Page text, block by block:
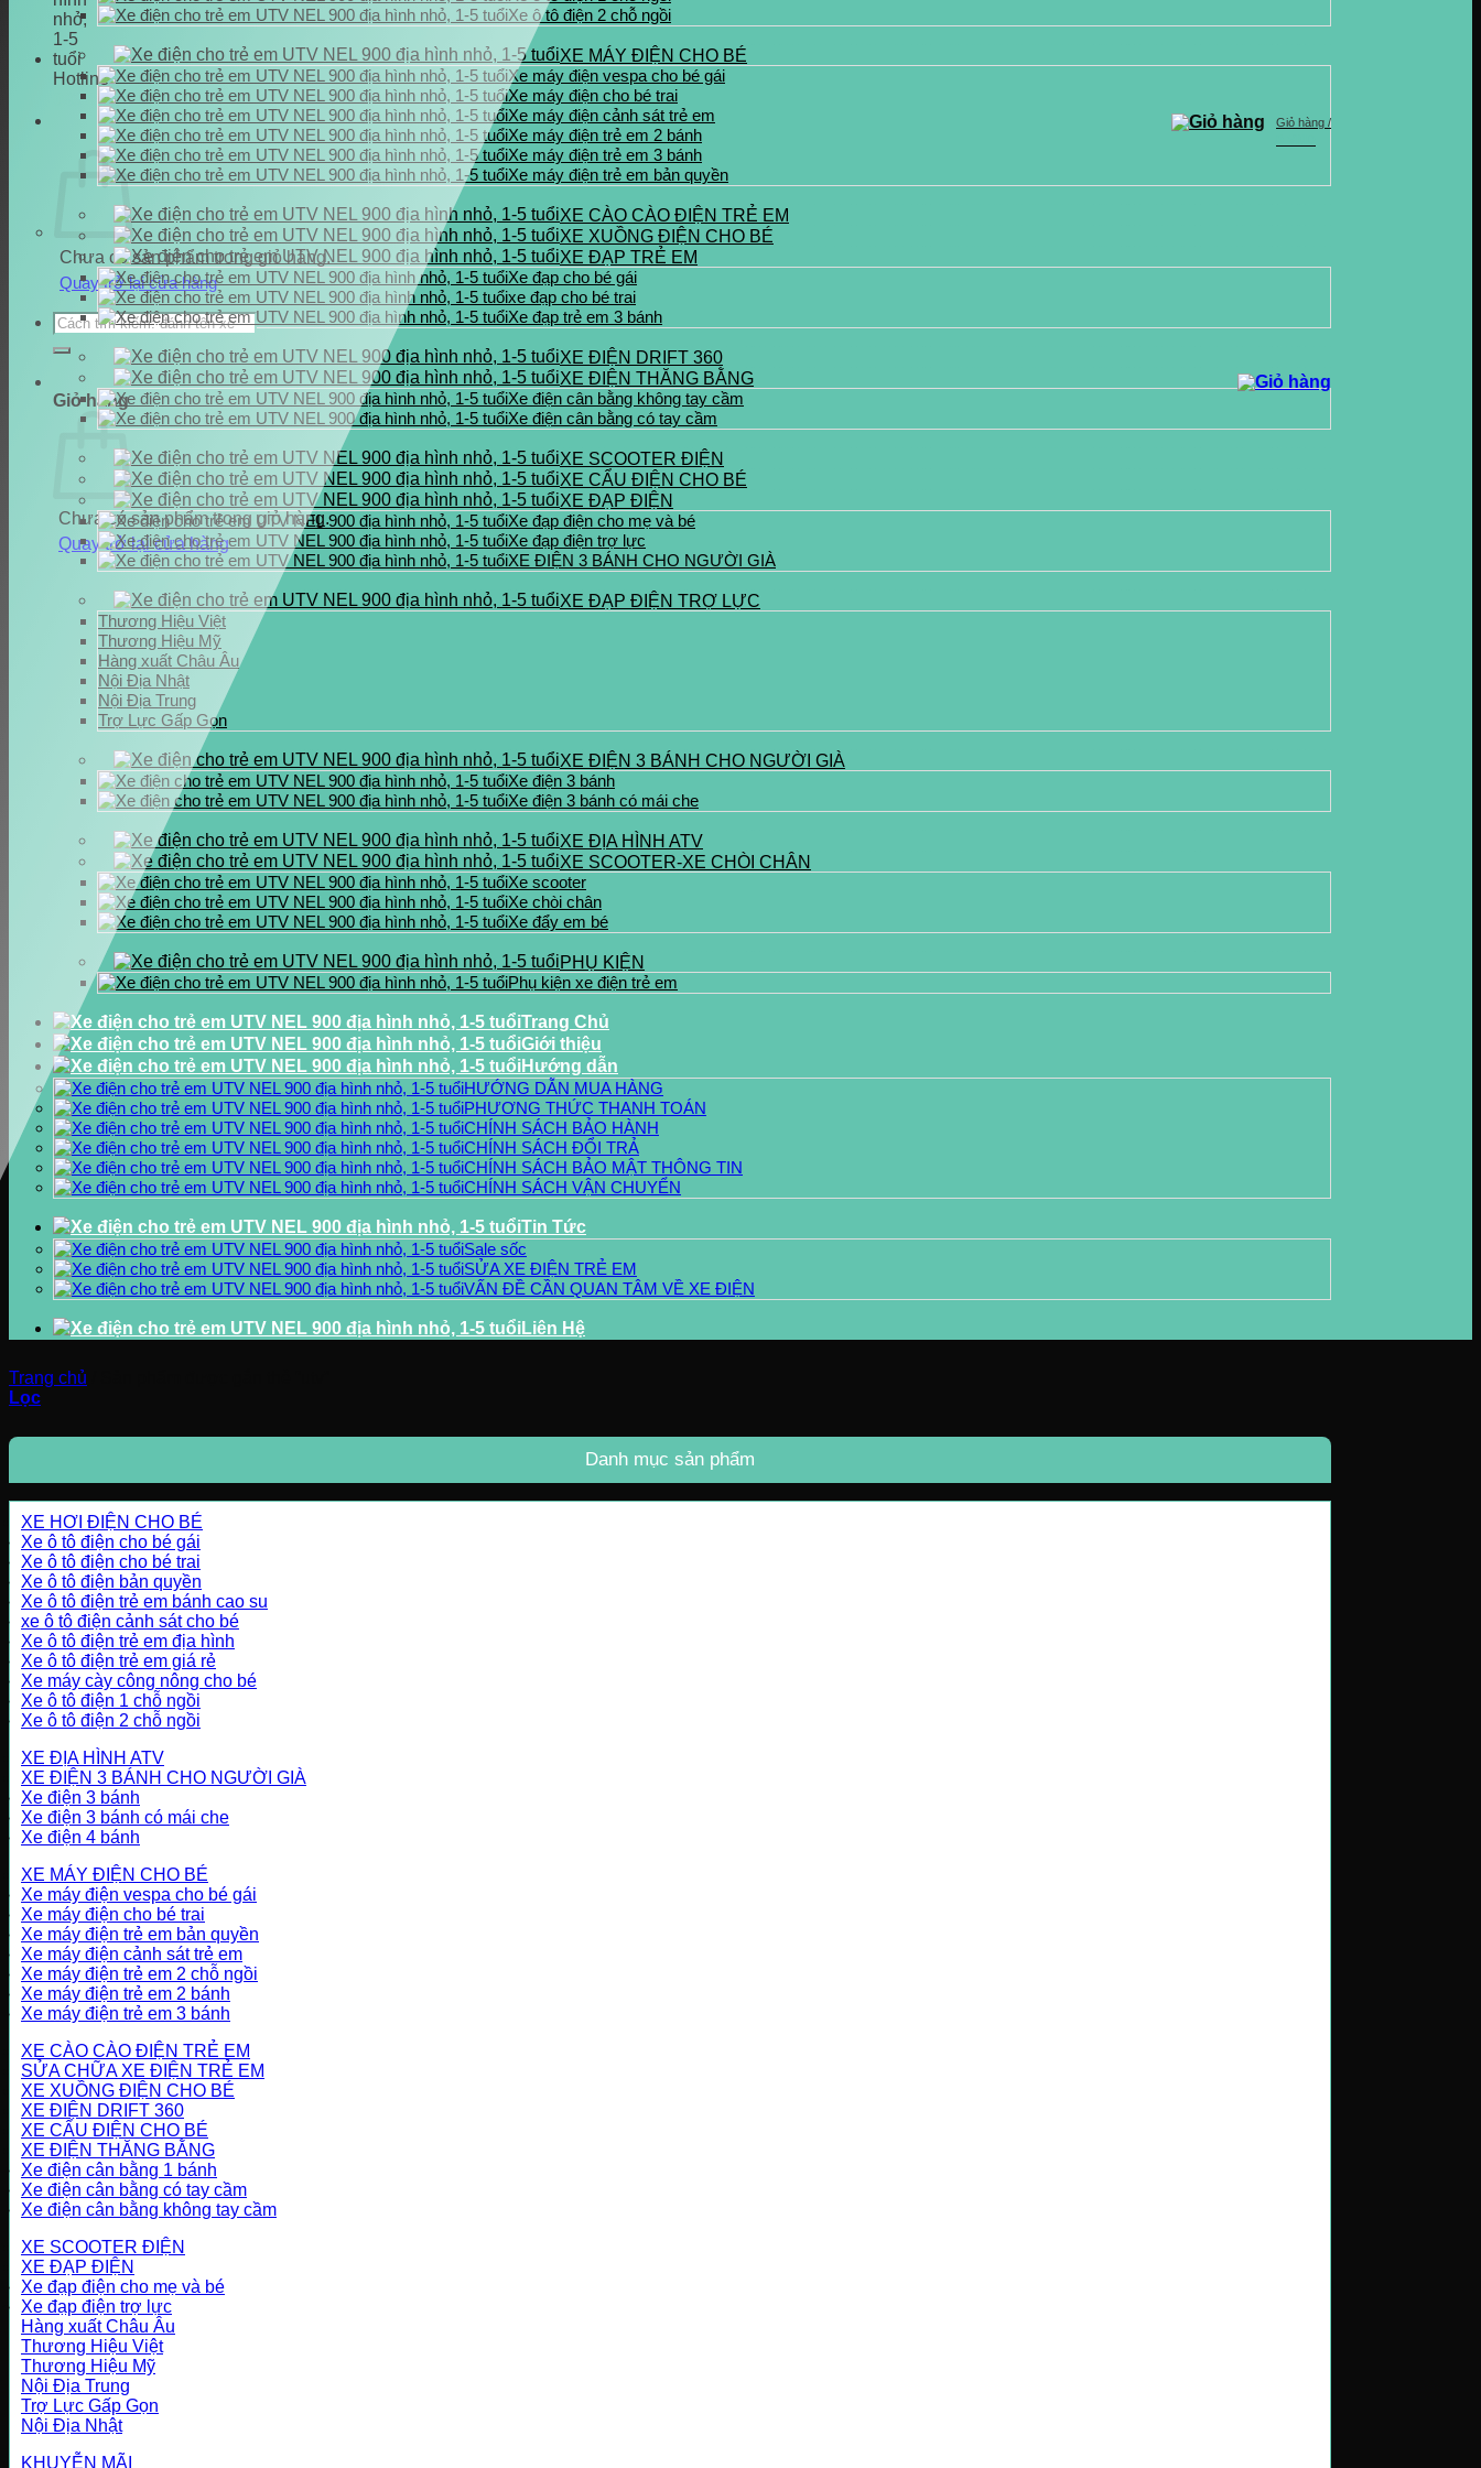
Hotline
0937.222.487
Giỏ hàng /
Chưa có sản phẩm trong giỏ hàng.
Quay trở lại cửa hàng
Tìm
kiếm:
Giỏ hàng
Chưa có sản phẩm trong giỏ hàng.
Quay trở lại cửa hàng
Xe ô tô điện 2 chỗ ngồi
XE MÁY ĐIỆN CHO BÉ
Xe máy điện vespa cho bé gái
Xe máy điện cho bé trai
Xe máy điện cảnh sát trẻ em
Xe máy điện trẻ em 2 bánh
Xe máy điện trẻ em 3 bánh
Xe máy điện trẻ em bản quyền
XE CÀO CÀO ĐIỆN TRẺ EM
XE XUỒNG ĐIỆN CHO BÉ
XE ĐẠP TRẺ EM
Xe đạp cho bé gái
xe đạp cho bé trai
Xe đạp trẻ em 3 bánh
XE ĐIỆN DRIFT 360
XE ĐIỆN THĂNG BẰNG
Xe điện cân bằng không tay cầm
Xe điện cân bằng có tay cầm
XE SCOOTER ĐIỆN
XE CẨU ĐIỆN CHO BÉ
XE ĐẠP ĐIỆN
Xe đạp điện cho mẹ và bé
Xe đạp điện trợ lực
XE ĐIỆN 3 BÁNH CHO NGƯỜI GIÀ
XE ĐẠP ĐIỆN TRỢ LỰC
Thương Hiệu Việt
Thương Hiệu Mỹ
Hàng xuất Châu Âu
Nội Địa Nhật
Nội Địa Trung
Trợ Lực Gấp Gọn
XE ĐIỆN 3 BÁNH CHO NGƯỜI GIÀ
Xe điện 3 bánh
Xe điện 3 bánh có mái che
XE ĐỊA HÌNH ATV
XE SCOOTER-XE CHÒI CHÂN
Xe scooter
Xe chòi chân
Xe đẩy em bé
PHỤ KIỆN
Phụ kiện xe điện trẻ em
Trang Chủ
Giới thiệu
Hướng dẫn
HƯỚNG DẪN MUA HÀNG
PHƯƠNG THỨC THANH TOÁN
CHÍNH SÁCH BẢO HÀNH
CHÍNH SÁCH ĐỔI TRẢ
CHÍNH SÁCH BẢO MẬT THÔNG TIN
CHÍNH SÁCH VẬN CHUYỂN
Tin Tức
Sale sốc
SỬA XE ĐIỆN TRẺ EM
VẤN ĐỀ CẦN QUAN TÂM VỀ XE ĐIỆN
Liên Hệ
Trang chủ
Lọc
Danh mục sản phẩm
XE HƠI ĐIỆN CHO BÉ
Xe ô tô điện cho bé gái
Xe ô tô điện cho bé trai
Xe ô tô điện bản quyền
Xe ô tô điện trẻ em bánh cao su
xe ô tô điện cảnh sát cho bé
Xe ô tô điện trẻ em địa hình
Xe ô tô điện trẻ em giá rẻ
Xe máy cày công nông cho bé
Xe ô tô điện 1 chỗ ngồi
Xe ô tô điện 2 chỗ ngồi
XE ĐỊA HÌNH ATV
XE ĐIỆN 3 BÁNH CHO NGƯỜI GIÀ
Xe điện 3 bánh
Xe điện 3 bánh có mái che
Xe điện 4 bánh
XE MÁY ĐIỆN CHO BÉ
Xe máy điện vespa cho bé gái
Xe máy điện cho bé trai
Xe máy điện trẻ em bản quyền
Xe máy điện cảnh sát trẻ em
Xe máy điện trẻ em 2 chỗ ngồi
Xe máy điện trẻ em 2 bánh
Xe máy điện trẻ em 3 bánh
XE CÀO CÀO ĐIỆN TRẺ EM
SỬA CHỮA XE ĐIỆN TRẺ EM
XE XUỒNG ĐIỆN CHO BÉ
XE ĐIỆN DRIFT 360
XE CẨU ĐIỆN CHO BÉ
XE ĐIỆN THĂNG BẰNG
Xe điện cân bằng 1 bánh
Xe điện cân bằng có tay cầm
Xe điện cân bằng không tay cầm
XE SCOOTER ĐIỆN
XE ĐẠP ĐIỆN
Xe đạp điện cho mẹ và bé
Xe đạp điện trợ lực
Hàng xuất Châu Âu
Thương Hiệu Việt
Thương Hiệu Mỹ
Nội Địa Trung
Trợ Lực Gấp Gọn
Nội Địa Nhật
KHUYỄN MÃI